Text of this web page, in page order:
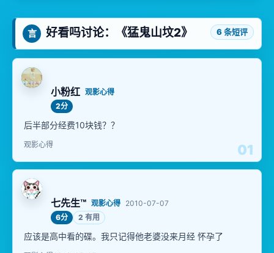
言 好看吗讨论：《猛鬼山坟2》 6 条短评
01
小粉红 观影心得
2分
后半部分经费10块钱？？
观影心得
七先生™ 观影心得 2010-07-07
6分
2 有用
应该是高中看的碟。我只记得他老婆没来月经 怀孕了